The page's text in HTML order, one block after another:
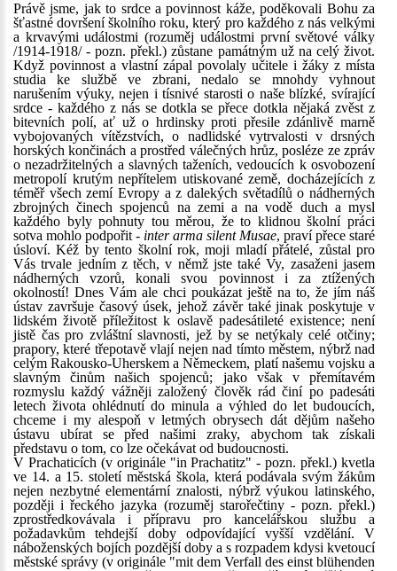
Právě jsme, jak to srdce a povinnost káže, poděkovali Bohu za
šťastné dovršení školního roku, který pro každého z nás velkými
a krvavými událostmi (rozuměj událostmi první světové války
/1914-1918/ - pozn. překl.) zůstane památným už na celý život.
Když povinnost a vlastní zápal povolaly učitele i žáky z místa
studia ke službě ve zbrani, nedalo se mnohdy vyhnout
narušením výuky, nejen i tísnivé starosti o naše blízké, svírající
srdce - každého z nás se dotkla se přece dotkla nějaká zvěst z
bitevních polí, ať už o hrdinsky proti přesile zdánlivě marně
vybojovaných vítězstvích, o nadlidské vytrvalosti v drsných
horských končinách a prostřed válečných hrůz, posléze ze zpráv
o nezadržitelných a slavných taženích, vedoucích k osvobození
metropolí krutým nepřítelem utiskované země, docházejících z
téměř všech zemí Evropy a z dalekých světadílů o nádherných
zbrojných činech spojenců na zemi a na vodě duch a mysl
každého byly pohnuty tou měrou, že to klidnou školní práci
sotva mohlo podpořit - inter arma silent Musae, praví přece staré
úsloví. Kéž by tento školní rok, moji mladí přátelé, zůstal pro
Vás trvale jedním z těch, v němž jste také Vy, zasaženi jasem
nádherných vzorů, konali svou povinnost i za ztížených
okolností! Dnes Vám ale chci poukázat ještě na to, že jím náš
ústav završuje časový úsek, jehož závěr také jinak poskytuje v
lidském životě příležitost k oslavě padesátileté existence; není
jistě čas pro zvláštní slavnosti, jež by se netýkaly celé otčiny;
prapory, které třepotavě vlají nejen nad tímto městem, nýbrž nad
celým Rakousko-Uherskem a Německem, platí našemu vojsku a
slavným činům našich spojenců; jako však v přemítavém
rozmyslu každý vážněji založený člověk rád činí po padesáti
letech života ohlédnutí do minula a výhled do let budoucích,
chceme i my alespoň v letmých obrysech dát dějům našeho
ústavu ubírat se před našimi zraky, abychom tak získali
představu o tom, co lze očekávat od budoucnosti.
V Prachaticích (v originále "in Prachatitz" - pozn. překl.) kvetla
ve 14. a 15. století městská škola, která podávala svým žákům
nejen nezbytné elementární znalosti, nýbrž výukou latinského,
později i řeckého jazyka (rozuměj starořečtiny - pozn. překl.)
zprostředkovávala i přípravu pro kancelářskou službu a
požadavkům tehdejší doby odpovídající vyšší vzdělání. V
náboženských bojích pozdější doby a s rozpadem kdysi kvetoucí
městské správy (v originále "mit dem Verfall des einst blühenden